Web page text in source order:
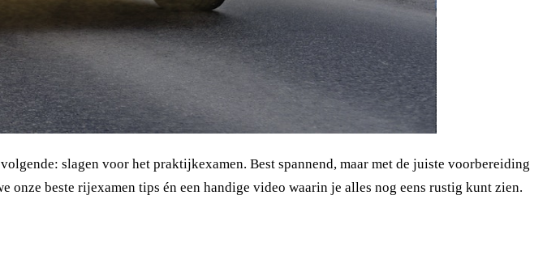
slagen voor het praktijkexamen. Best spannend, maar met de juiste voorbereiding
beste rijexamen tips én een handige video waarin je alles nog eens rustig kunt zien.